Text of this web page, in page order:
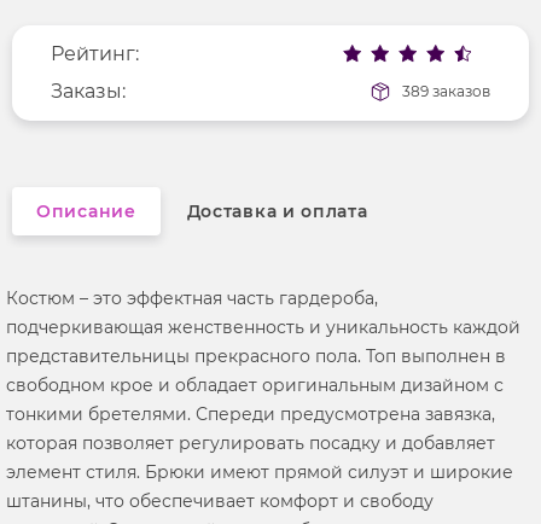
Фактура материала
текстильный
Длина рукава
без рукавов
Вырез горловины
на бретельках
Рейтинг:
Заказы:
389 заказов
Описание Доставка и оплата
Костюм – это эффектная часть гардероба,
подчеркивающая женственность и уникальность каждой
представительницы прекрасного пола. Топ выполнен в
свободном крое и обладает оригинальным дизайном с
тонкими бретелями. Спереди предусмотрена завязка,
которая позволяет регулировать посадку и добавляет
элемент стиля. Брюки имеют прямой силуэт и широкие
штанины, что обеспечивает комфорт и свободу